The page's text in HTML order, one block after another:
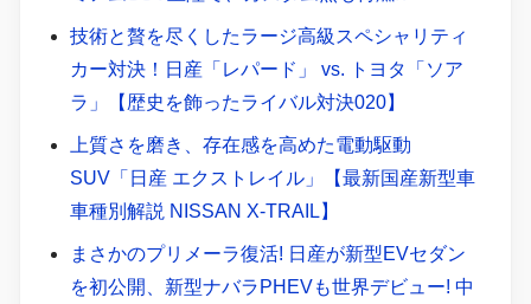
技術と贅を尽くしたラージ高級スペシャリティ
カー対決！日産「レパード」 vs. トヨタ「ソア
ラ」【歴史を飾ったライバル対決020】
上質さを磨き、存在感を高めた電動駆動
SUV「日産 エクストレイル」【最新国産新型車
車種別解説 NISSAN X-TRAIL】
まさかのプリメーラ復活! 日産が新型EVセダン
を初公開、新型ナバラPHEVも世界デビュー! 中